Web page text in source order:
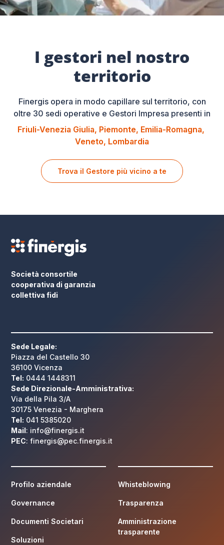
I gestori nel nostro
territorio
Finergis opera in modo capillare sul territorio, con
oltre 30 sedi operative e Gestori Impresa presenti in
Friuli-Venezia Giulia Piemonte Emilia-Romagna
Veneto Lombardia
Trova il Gestore più vicino a te
Società consortile
cooperativa di garanzia
collettiva fidi
Sede Legale:
Piazza del Castello 30
36100 Vicenza
Tel: 0444 1448311
Sede Direzionale-Amministrativa:
Via della Pila 3/A
30175 Venezia - Marghera
Tel: 041 5385020
Mail: info@finergis.it
PEC: finergis@pec.finergis.it
Profilo aziendale
Governance
Documenti Societari
Soluzioni
Whisteblowing
Trasparenza
Amministrazione
trasparente